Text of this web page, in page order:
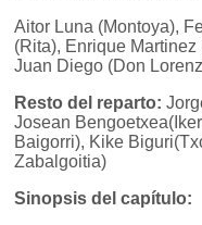
Aitor Luna (Montoya),
(Rita), Enrique
Juan Diego (Don
Resto del reparto:
Josean
Baigorri), Kike
Zabalgoitia)
Sinopsis del capítulo: